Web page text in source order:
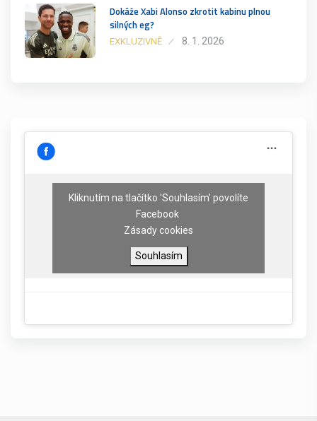
Dokáže Xabi Alonso zkrotit kabinu plnou
silných eg?
EXKLUZIVNĚ 8. 1. 2026
Kliknutím na tlačítko 'Souhlasím' povolíte
Facebook
Zásady cookies
Souhlasím